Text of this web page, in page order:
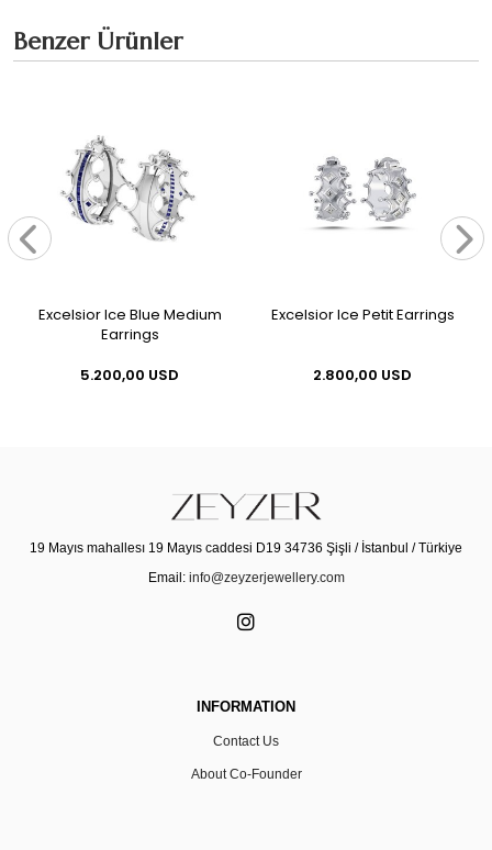
Benzer Ürünler
Excelsior Ice Blue Medium
Earrings
5.200,00 USD
Excelsior Ice Petit Earrings
2.800,00 USD
19 Mayıs mahallesı 19 Mayıs caddesi D19 34736 Şişli / İstanbul / Türkiye
Email: info@zeyzerjewellery.com
INFORMATION
Contact Us
About Co-Founder